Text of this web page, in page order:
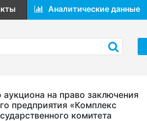
Аналитические данные
на право заключения
предприятия «Комплекс
комитета